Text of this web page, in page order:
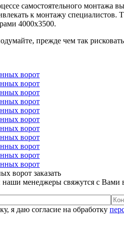
самостоятельного монтажа
к монтажу
4000х3500.
прежде чем так
ворот заказать
наши менеджеры свяжутся с
я даю согласие на обработку